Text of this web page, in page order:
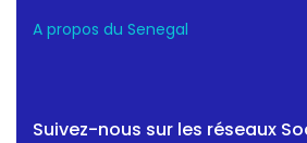
A propos du Senegal
Suivez-nous sur les réseaux